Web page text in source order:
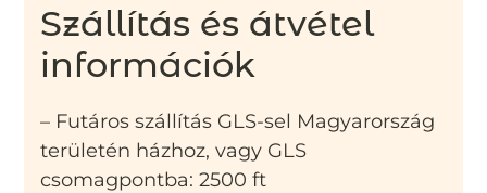
Szállítás és átvétel
információk
– Futáros szállítás GLS-sel Magyarország
területén házhoz, vagy GLS
csomagpontba: 2500 ft